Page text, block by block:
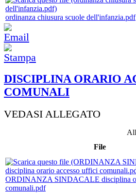
ordinanza chiusura scuole dell'infanzia.pdf
DISCIPLINA ORARIO
COMUNALI
VEDASI ALLEGATO
File
ORDINANZA SINDACALE disciplina
comunali.pdf